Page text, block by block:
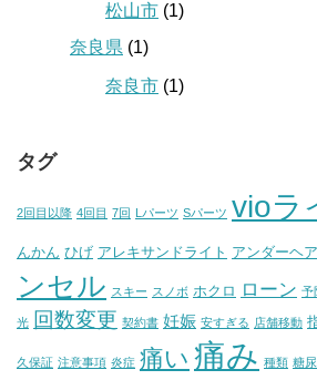
松山市 (1)
奈良県 (1)
奈良市 (1)
タグ
2回目以降 4回目 7回 Lパーツ Sパーツ vioラ
んかん ひげ アレキサンドライト アンダーヘア
ンセル スキー スノボ ホクロ ローン 予
光 回数変更 契約書 妊娠 安すぎる 店舗移動
久保証 注意事項 炎症 痛い 痛み 種類 糖